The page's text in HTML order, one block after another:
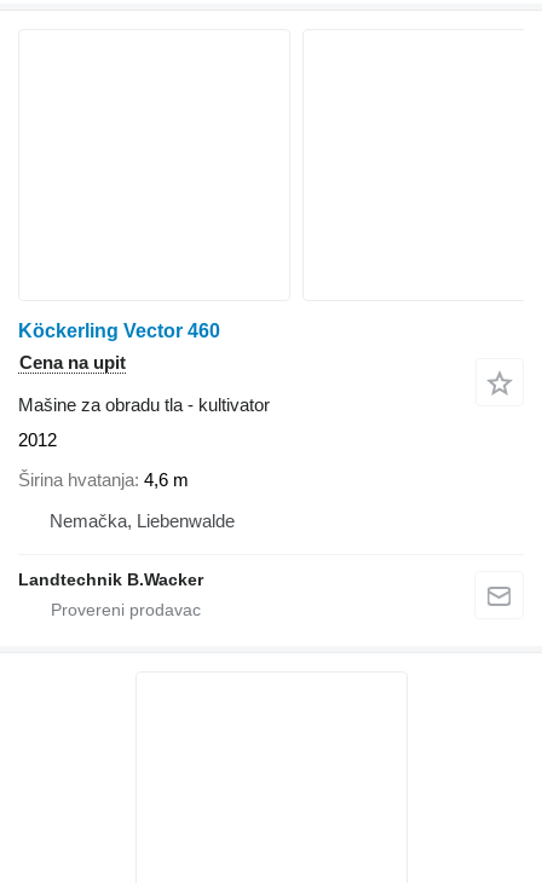
Köckerling Vector 460
Cena na upit
Mašine za obradu tla - kultivator
2012
Širina hvatanja 4,6 m
Nemačka, Liebenwalde
Landtechnik B.Wacker